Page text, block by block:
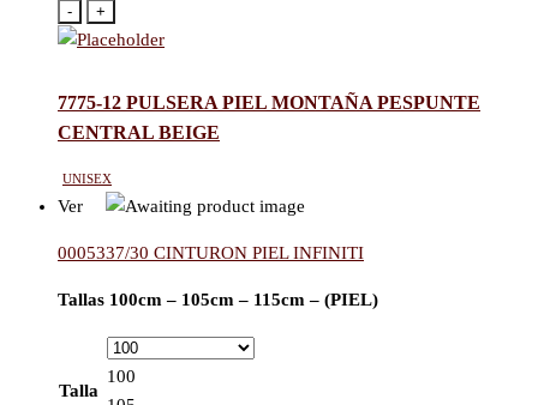
- +
7775-12 PULSERA PIEL MONTAÑA PESPUNTE
CENTRAL BEIGE
Unisex
Ver
0005337/30 CINTURON PIEL INFINITI
Tallas 100cm – 105cm – 115cm – (PIEL)
Talla
100